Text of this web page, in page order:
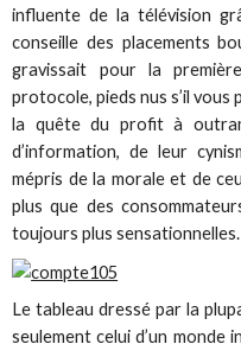
influente de la télévision
conseille des placements
gravissait pour la
protocole, pieds nus s’il
la quête du profit à
d’information, de leur
mépris de la morale et de
plus que des
toujours plus sensationnelles.
Le tableau dressé par la
seulement celui d’un monde